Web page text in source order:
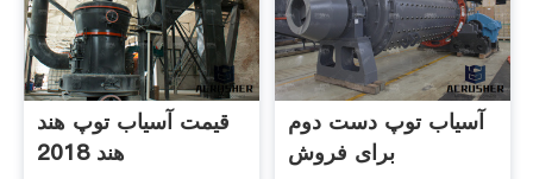
قیمت آسیاب توپ هند
هند 2018
آسیاب توپ دست دوم
برای فروش